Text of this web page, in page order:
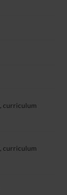
curriculum
curriculum